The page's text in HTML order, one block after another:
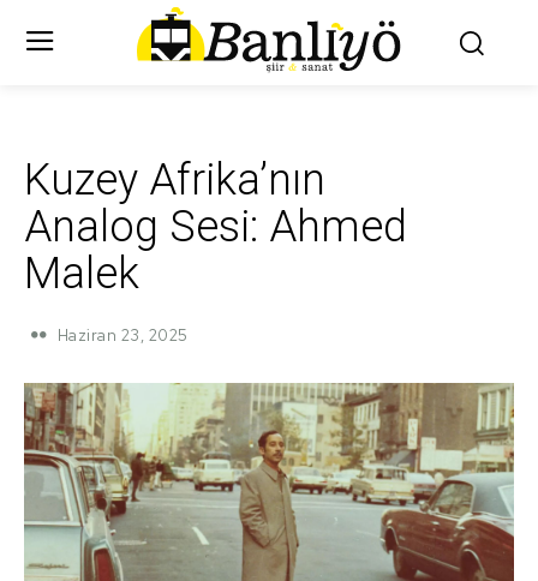
Kuzey Afrika’nın
Analog Sesi: Ahmed
Malek
Haziran 23, 2025